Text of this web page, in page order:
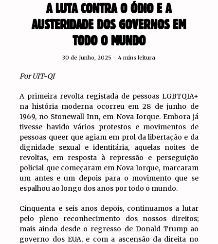
A LUTA CONTRA O ÓDIO E A
AUSTERIDADE DOS GOVERNOS EM
TODO O MUNDO
30 de Junho, 2025 4 mins leitura
Por UIT-QI
A primeira revolta registada de pessoas LGBTQIA+
na história moderna ocorreu em 28 de junho de
1969, no Stonewall Inn, em Nova Iorque. Embora já
tivesse havido vários protestos e movimentos de
pessoas queer que agiam em prol da libertação e da
dignidade sexual e identitária, aquelas noites de
revoltas, em resposta à repressão e perseguição
policial que começaram em Nova Iorque, marcaram
um antes e um depois para o movimento que se
espalhou ao longo dos anos por todo o mundo.
Cinquenta e seis anos depois, continuamos a lutar
pelo pleno reconhecimento dos nossos direitos;
mais ainda desde o regresso de Donald Trump ao
governo dos EUA, e com a ascensão da direita no